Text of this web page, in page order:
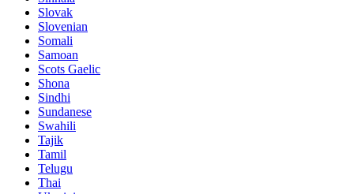
Slovak
Slovenian
Somali
Samoan
Scots Gaelic
Shona
Sindhi
Sundanese
Swahili
Tajik
Tamil
Telugu
Thai